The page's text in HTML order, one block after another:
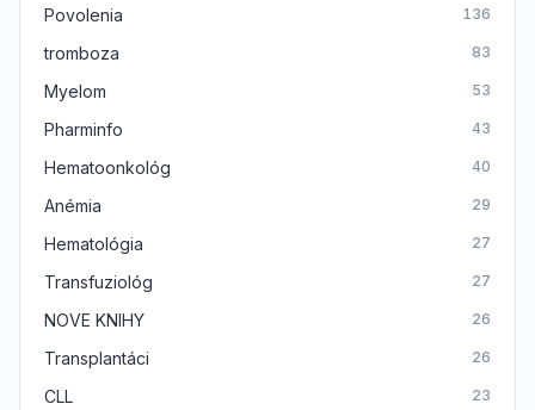
Povolenia 136
tromboza 83
Myelom 53
Pharminfo 43
Hematoonkológ 40
Anémia 29
Hematológia 27
Transfuziológ 27
NOVE KNIHY 26
Transplantáci 26
CLL 23